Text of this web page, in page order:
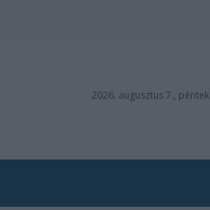
2026. augusztus 7., péntek